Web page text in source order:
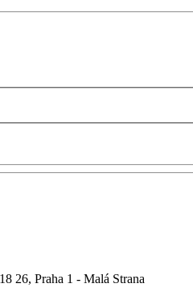
26, Praha 1 - Malá Strana